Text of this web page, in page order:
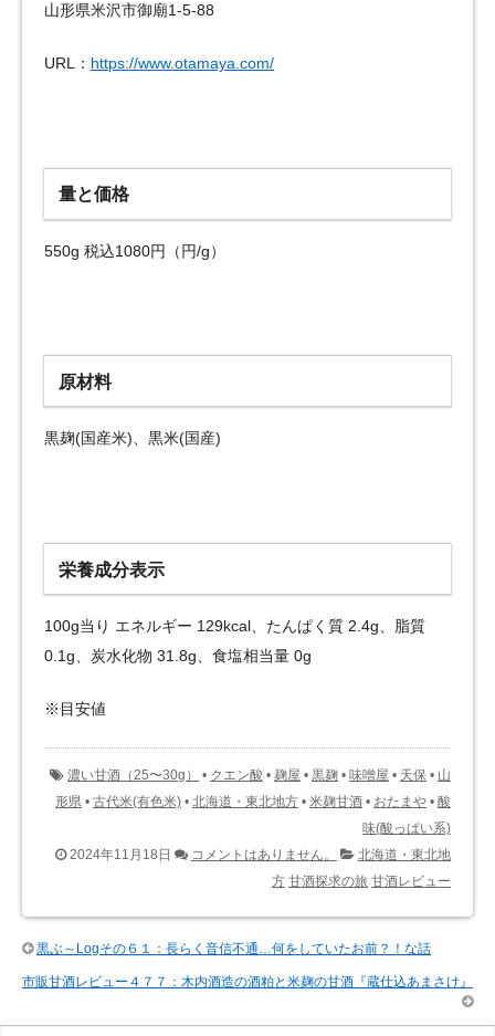
山形県米沢市御廟1-5-88
URL： https://www.otamaya.com/
量と価格
550g 税込1080円（円/g）
原材料
黒麹(国産米)、黒米(国産)
栄養成分表示
100g当り エネルギー 129kcal、たんぱく質 2.4g、脂質
0.1g、炭水化物 31.8g、食塩相当量 0g
※目安値
濃い甘酒（25〜30g） • クエン酸 • 麹屋 • 黒麹 • 味噌屋 • 天保 • 山
形県 • 古代米(有色米) • 北海道・東北地方 • 米麹甘酒 • おたまや • 酸
味(酸っぱい系)
2024年11月18日
コメントはありません。
北海道・東北地
方 甘酒探求の旅 甘酒レビュー
黒ぶ～Logその６１：長らく音信不通…何をしていたお前？！な話
市販甘酒レビュー４７７：木内酒造の酒粕と米麹の甘酒『蔵仕込あまさけ』